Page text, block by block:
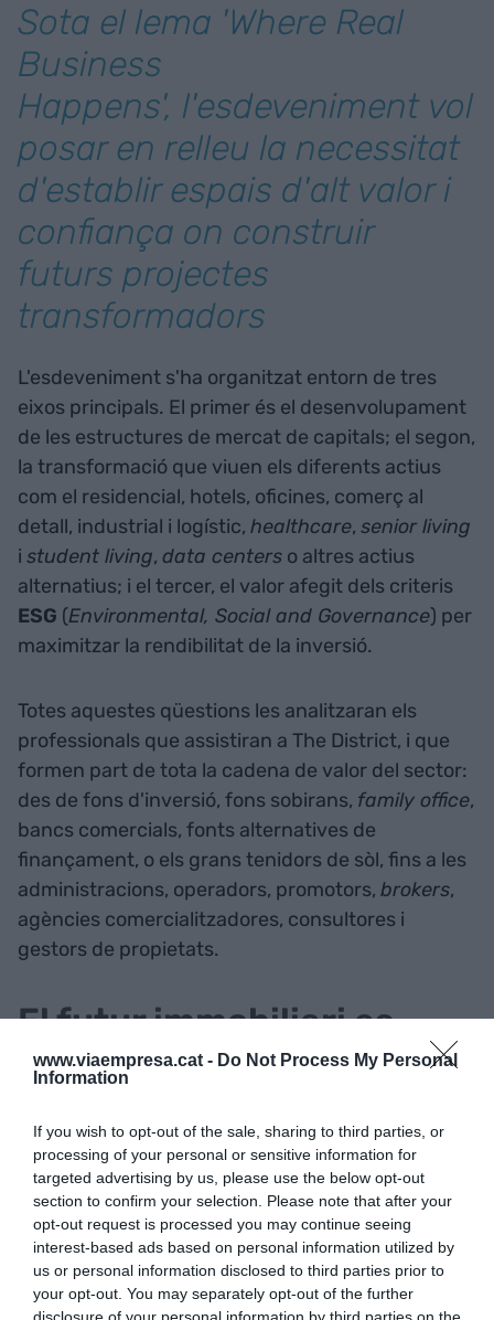
www.viaempresa.cat - Do Not Process My Personal
Information
If you wish to opt-out of the sale, sharing to third parties, or
processing of your personal or sensitive information for
targeted advertising by us, please use the below opt-out
section to confirm your selection. Please note that after your
opt-out request is processed you may continue seeing
interest-based ads based on personal information utilized by
us or personal information disclosed to third parties prior to
your opt-out. You may separately opt-out of the further
disclosure of your personal information by third parties on the
Sota el lema 'Where Real
Business
Happens', l'esdeveniment vol
posar en relleu la necessitat
d'establir espais d'alt valor i
confiança on construir
futurs projectes
transformadors
L'esdeveniment s'ha organitzat entorn de tres
eixos principals. El primer és el desenvolupament
de les estructures de mercat de capitals; el segon,
la transformació que viuen els diferents actius
com el residencial, hotels, oficines, comerç al
detall, industrial i logístic, healthcare, senior living
i student living, data centers o altres actius
alternatius; i el tercer, el valor afegit dels criteris
ESG (Environmental, Social and Governance) per
maximitzar la rendibilitat de la inversió.
Totes aquestes qüestions les analitzaran els
professionals que assistiran a The District, i que
formen part de tota la cadena de valor del sector:
des de fons d'inversió, fons sobirans, family office,
bancs comercials, fonts alternatives de
finançament, o els grans tenidors de sòl, fins a les
administracions, operadors, promotors, brokers,
agències comercialitzadores, consultores i
gestors de propietats.
El futur immobiliari es
debat a The District World
En el marc de l'esdeveniment, tindrà lloc elThe
District World Summit 2023, el congrés més
gran de Real Estate enfocat a totes les fonts de
capital. Un total de 391 experts internacionals es
congregaran a la cimera registrant més de 270
hores de sessions, on s'abordaran les